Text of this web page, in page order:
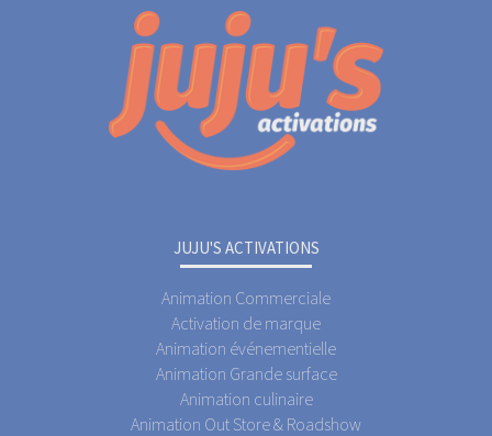
JUJU'S ACTIVATIONS
Animation Commerciale
Activation de marque
Animation événementielle
Animation Grande surface
Animation culinaire
Animation Out Store & Roadshow